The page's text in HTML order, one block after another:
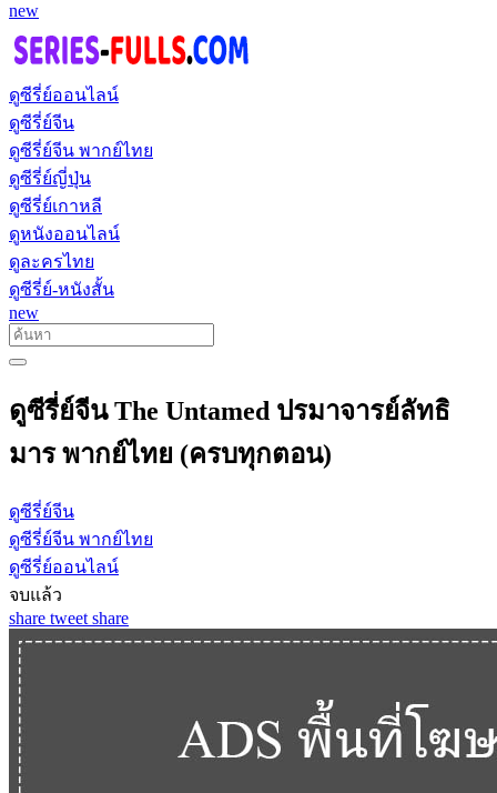
new
ดูซีรี่ย์ออนไลน์
ดูซีรี่ย์จีน
ดูซีรี่ย์จีน พากย์ไทย
ดูซีรี่ย์ญี่ปุ่น
ดูซีรี่ย์เกาหลี
ดูหนังออนไลน์
ดูละครไทย
ดูซีรี่ย์-หนังสั้น
new
ดูซีรี่ย์จีน The Untamed ปรมาจารย์ลัทธิ
มาร พากย์ไทย (ครบทุกตอน)
ดูซีรี่ย์จีน
ดูซีรี่ย์จีน พากย์ไทย
ดูซีรี่ย์ออนไลน์
จบแล้ว
share tweet share